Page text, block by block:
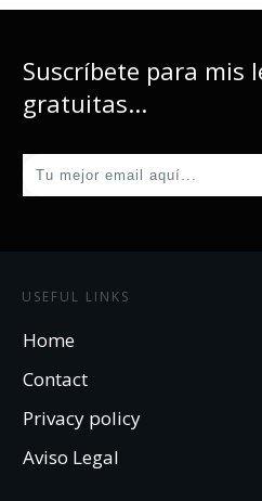
Suscríbete para mis
gratuitas...
USEFUL LINKS
Home
Contact
Privacy policy
Aviso Legal